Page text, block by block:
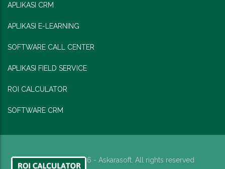
APLIKASI CRM
APLIKASI E-LEARNING
SOFTWARE CALL CENTER
APLIKASI FIELD SERVICE
ROI CALCULATOR
SOFTWARE CRM
Copyright © 2026 - Askarasoft. All rights reserved